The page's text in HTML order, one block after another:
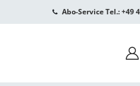
Abo-Service Tel.: +49